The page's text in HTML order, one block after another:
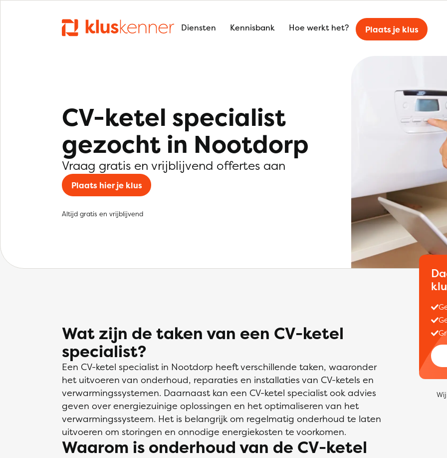
Diensten Kennisbank Hoe werkt het? Plaats je klus
CV-ketel specialist
gezocht in Nootdorp
Vraag gratis en vrijblijvend offertes aan
Plaats hier je klus
Altijd gratis en vrijblijvend
Wat zijn de taken van een CV-ketel
specialist?
Een CV-ketel specialist in Nootdorp heeft verschillende taken, waaronder
het uitvoeren van onderhoud, reparaties en installaties van CV-ketels en
verwarmingssystemen. Daarnaast kan een CV-ketel specialist ook advies
geven over energiezuinige oplossingen en het optimaliseren van het
verwarmingssysteem. Het is belangrijk om regelmatig onderhoud te laten
uitvoeren om storingen en onnodige energiekosten te voorkomen.
Waarom is onderhoud van de CV-ketel